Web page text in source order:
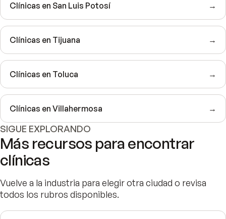
Clínicas en San Luis Potosí →
Clínicas en Tijuana →
Clínicas en Toluca →
Clínicas en Villahermosa →
SIGUE EXPLORANDO
Más recursos para encontrar
clínicas
Vuelve a la industria para elegir otra ciudad o revisa
todos los rubros disponibles.